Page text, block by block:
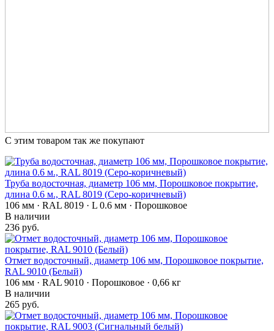
С этим товаром так же покупают
Труба водосточная, диаметр 106 мм, Порошковое покрытие,
длина 0.6 м., RAL 8019 (Серо-коричневый)
106 мм · RAL 8019 · L 0.6 мм · Порошковое
В наличии
236 руб.
Отмет водосточный, диаметр 106 мм, Порошковое покрытие,
RAL 9010 (Белый)
106 мм · RAL 9010 · Порошковое · 0,66 кг
В наличии
265 руб.